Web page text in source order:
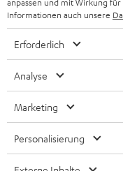
Kopfhörer reinigen: So
Noise-Cancelling-
t
e
r
a
n
m
e
Kategorien
HEIMKINO
Unternehmen
Informationen auch unsere
Erforderlich
Analyse
Marketing
Personalisierung